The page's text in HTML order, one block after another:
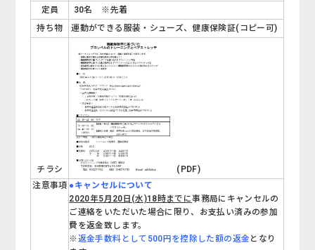
定員
30名 ※先着
持ち物
運動ができる服装・シューズ、健康保険証(コピー可)
チラシ
(PDF)
注意事項 ●キャンセルについて
2020年5月20日(水)18時までに事務局にキャンセルの
ご連絡をいただいた場合に限り、お支払い済みの参加
費を返金致します。
※返金手数料として500円を控除した額の返金 となり